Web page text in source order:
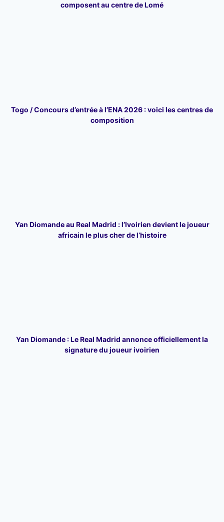
composent au centre de Lomé
Togo / Concours d’entrée à l’ENA 2026 : voici les centres de
composition
Yan Diomande au Real Madrid : l’Ivoirien devient le joueur
africain le plus cher de l’histoire
Yan Diomande : Le Real Madrid annonce officiellement la
signature du joueur ivoirien